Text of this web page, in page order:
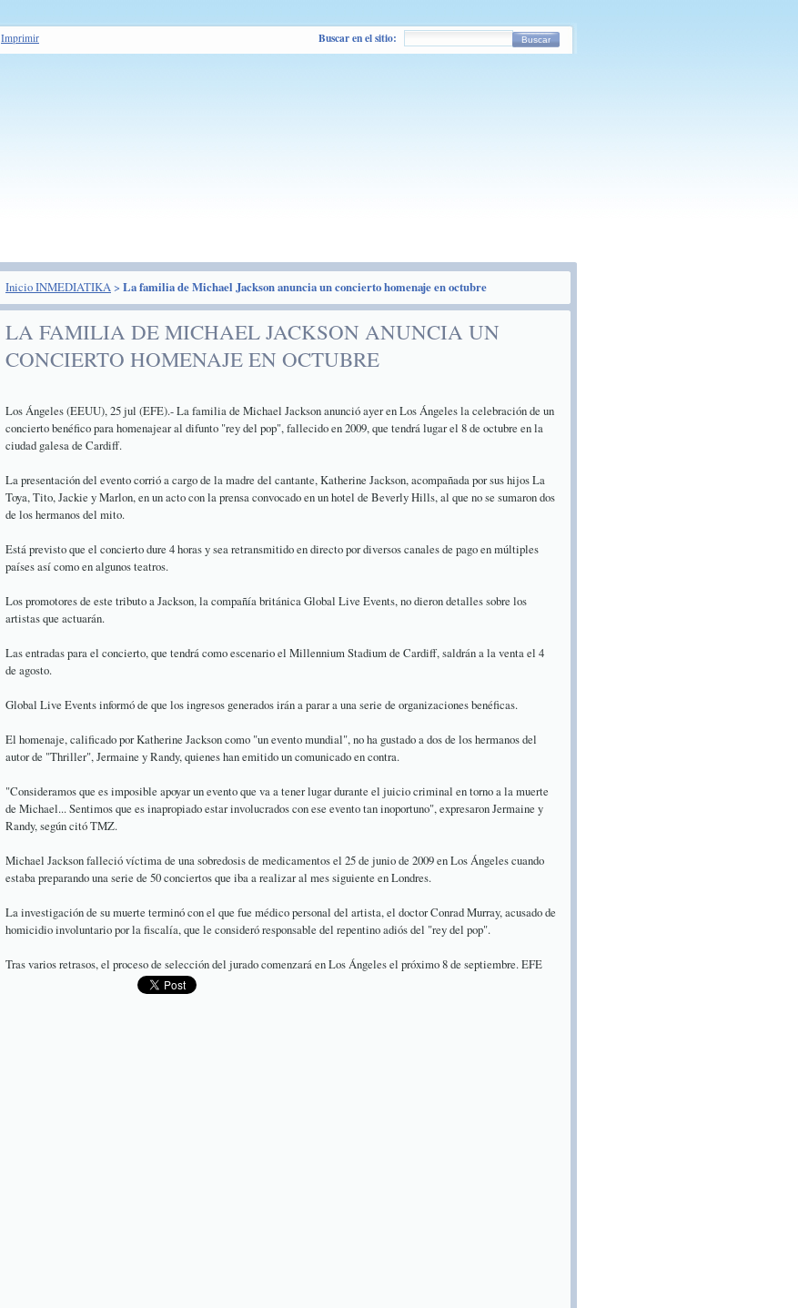
Inicio INMEDIATIKA> La familia de Michael Jackson anuncia un concierto homenaje en octubre
LA FAMILIA DE MICHAEL JACKSON ANUNCIA UN
CONCIERTO HOMENAJE EN OCTUBRE
Los Ángeles (EEUU), 25 jul (EFE).- La familia de Michael Jackson anunció ayer en Los Ángeles la celebración de un
concierto benéfico para homenajear al difunto "rey del pop", fallecido en 2009, que tendrá lugar el 8 de octubre en la
ciudad galesa de Cardiff.
La presentación del evento corrió a cargo de la madre del cantante, Katherine Jackson, acompañada por sus hijos La
Toya, Tito, Jackie y Marlon, en un acto con la prensa convocado en un hotel de Beverly Hills, al que no se sumaron dos
de los hermanos del mito.
Está previsto que el concierto dure 4 horas y sea retransmitido en directo por diversos canales de pago en múltiples
países así como en algunos teatros.
Los promotores de este tributo a Jackson, la compañía británica Global Live Events, no dieron detalles sobre los
artistas que actuarán.
Las entradas para el concierto, que tendrá como escenario el Millennium Stadium de Cardiff, saldrán a la venta el 4
de agosto.
Global Live Events informó de que los ingresos generados irán a parar a una serie de organizaciones benéficas.
El homenaje, calificado por Katherine Jackson como "un evento mundial", no ha gustado a dos de los hermanos del
autor de "Thriller", Jermaine y Randy, quienes han emitido un comunicado en contra.
"Consideramos que es imposible apoyar un evento que va a tener lugar durante el juicio criminal en torno a la muerte
de Michael... Sentimos que es inapropiado estar involucrados con ese evento tan inoportuno", expresaron Jermaine y
Randy, según citó TMZ.
Michael Jackson falleció víctima de una sobredosis de medicamentos el 25 de junio de 2009 en Los Ángeles cuando
estaba preparando una serie de 50 conciertos que iba a realizar al mes siguiente en Londres.
La investigación de su muerte terminó con el que fue médico personal del artista, el doctor Conrad Murray, acusado de
homicidio involuntario por la fiscalía, que le consideró responsable del repentino adiós del "rey del pop".
Tras varios retrasos, el proceso de selección del jurado comenzará en Los Ángeles el próximo 8 de septiembre. EFE
Imprimir Buscar en el sitio: Buscar